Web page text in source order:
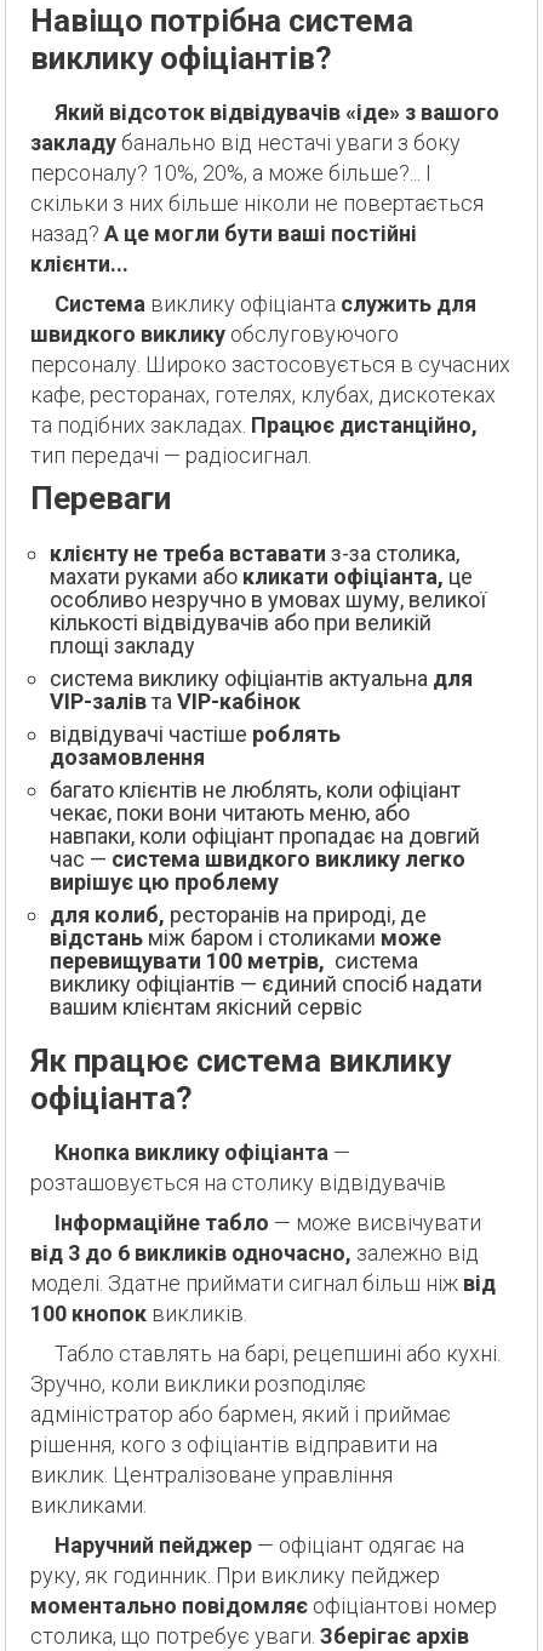
Навіщо потрібна система
виклику офіціантів?
Який відсоток відвідувачів «іде» з вашого
закладубанально від нестачі уваги з боку
персоналу? 10%, 20%, а може більше?... І
скільки з них більше ніколи не повертається
назад? А це могли бути ваші постійні
клієнти...
Система виклику офіціанта служить для
швидкого виклику обслуговуючого
персоналу. Широко застосовується в сучасних
кафе, ресторанах, готелях, клубах, дискотеках
та подібних закладах. Працює дистанційно,
тип передачі — радіосигнал.
Переваги
клієнту не треба вставати з-за столика,
махати руками або кликати офіціанта, це
особливо незручно в умовах шуму, великої
кількості відвідувачів або при великій
площі закладу
система виклику офіціантів актуальна для
VIP-залівта VIP-кабінок
відвідувачі частіше роблять
дозамовлення
багато клієнтів не люблять, коли офіціант
чекає, поки вони читають меню, або
навпаки, коли офіціант пропадає на довгий
час — система швидкого виклику легко
вирішує цю проблему
для колиб, ресторанів на природі, де
відстань між баром і столиками може
перевищувати 100 метрів, система
виклику офіціантів — єдиний спосіб надати
вашим клієнтам якісний сервіс
Як працює система виклику
офіціанта?
Кнопка виклику офіціанта —
розташовується на столику відвідувачів
Інформаційне табло — може висвічувати
від 3 до 6 викликів одночасно, залежно від
моделі. Здатне приймати сигнал більш ніж від
100 кнопок викликів.
Табло ставлять на барі, рецепшині або кухні.
Зручно, коли виклики розподіляє
адміністратор або бармен, який і приймає
рішення, кого з офіціантів відправити на
виклик. Централізоване управління
викликами.
Наручний пейджер — офіціант одягає на
руку, як годинник. При виклику пейджер
моментально повідомляє офіціантові номер
столика, що потребує уваги. Зберігає архів